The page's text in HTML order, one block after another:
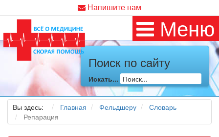
Напишите нам
Меню
Поиск по сайту
Искать...
Вы здесь: Главная Фельдшеру
Словарь
Репарация
Как я заболел во время локдауна?
Это странная ситуация: вы соблюдали все меры
предосторожности COVID-19 (вы почти все время дома),
но, тем не менее, вы каким-то образом простудились. Вы
можете задаться...